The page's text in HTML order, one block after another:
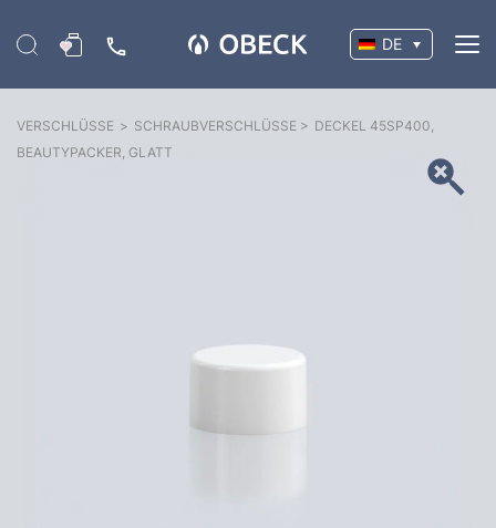
DE
VERSCHLÜSSE > SCHRAUBVERSCHLÜSSE > DECKEL 45SP400,
BEAUTYPACKER, GLATT